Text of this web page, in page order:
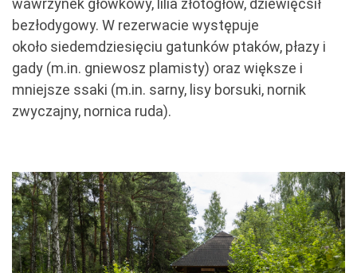
wawrzynek główkowy, lilia złotogłów, dziewięćsił
bezłodygowy. W rezerwacie występuje
około siedemdziesięciu gatunków ptaków, płazy i
gady (m.in. gniewosz plamisty) oraz większe i
mniejsze ssaki (m.in. sarny, lisy borsuki, nornik
zwyczajny, nornica ruda).